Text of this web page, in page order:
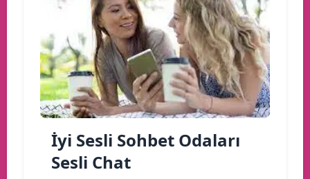
İyi Sesli Sohbet Odaları
Sesli Chat